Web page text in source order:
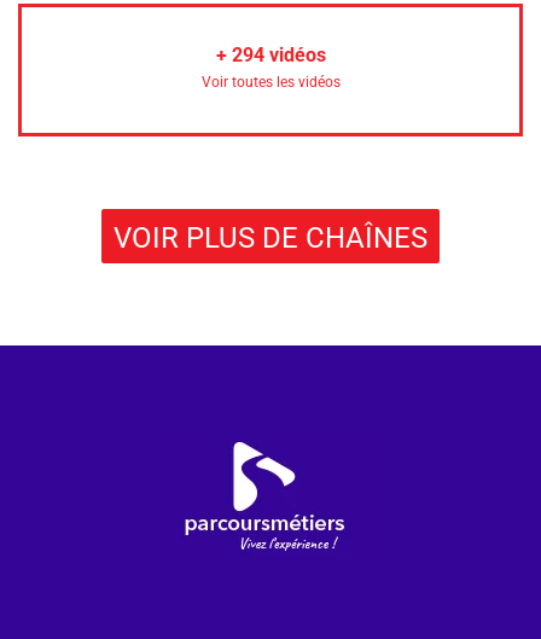
+ 294vidéos
Voir toutes les vidéos
VOIR PLUS DE CHAÎNES